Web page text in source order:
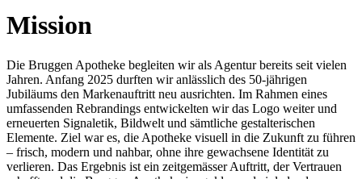
Mission
Die Bruggen Apotheke begleiten wir als Agentur bereits seit vielen
Jahren. Anfang 2025 durften wir anlässlich des 50-jährigen
Jubiläums den Markenauftritt neu ausrichten. Im Rahmen eines
umfassenden Rebrandings entwickelten wir das Logo weiter und
erneuerten Signaletik, Bildwelt und sämtliche gestalterischen
Elemente. Ziel war es, die Apotheke visuell in die Zukunft zu führen
– frisch, modern und nahbar, ohne ihre gewachsene Identität zu
verlieren. Das Ergebnis ist ein zeitgemässer Auftritt, der Vertrauen